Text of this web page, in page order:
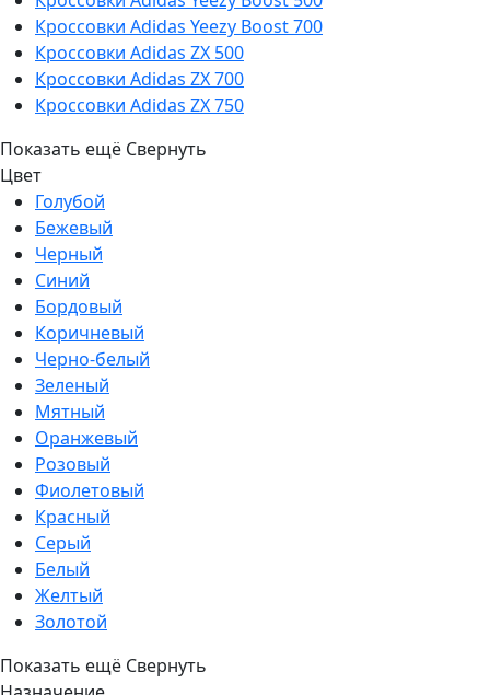
Кроссовки Adidas Yeezy Boost 700
Кроссовки Adidas ZX 500
Кроссовки Adidas ZX 700
Кроссовки Adidas ZX 750
Показать ещё Свернуть
Цвет
Голубой
Бежевый
Черный
Синий
Бордовый
Коричневый
Черно-белый
Зеленый
Мятный
Оранжевый
Розовый
Фиолетовый
Красный
Серый
Белый
Желтый
Золотой
Показать ещё Свернуть